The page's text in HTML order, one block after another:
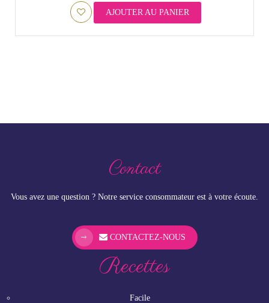
AJOUTER AU PANIER
Contact
Vous avez une question ? Notre service consommateur est à votre écoute.
CONTACTEZ-NOUS
Recettes
Facile